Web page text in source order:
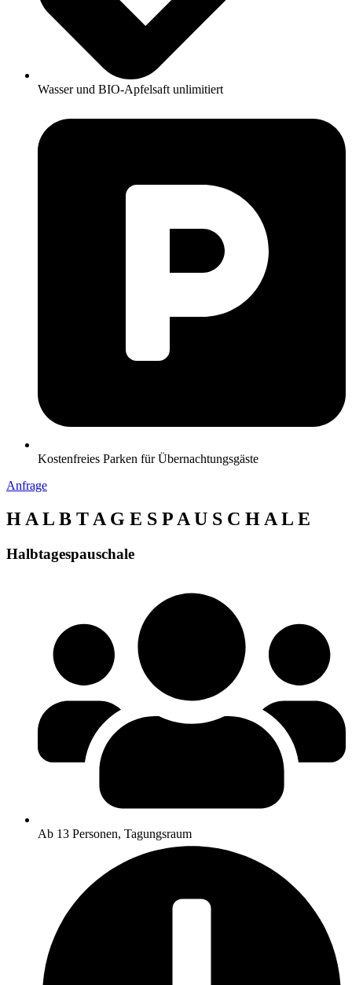
Wasser und BIO-Apfelsaft unlimitiert
Kostenfreies Parken für Übernachtungsgäste
Anfrage
H A L B T A G E S P A U S C H A L E
Halbtagespauschale
Ab 13 Personen, Tagungsraum